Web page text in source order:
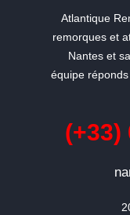
Atlantique
remorques et
Nantes et
équipe
(+33)